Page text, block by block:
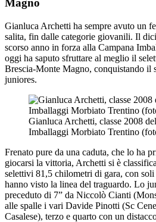
Magno
Gianluca Archetti ha sempre avuto un
salita, fin dalle categorie giovanili. Il
scorso anno in forza alla Campana
oggi ha saputo sfruttare al meglio il
Brescia-Monte Magno, conquistando il
juniores.
Gianluca Archetti, classe 2008
Imballaggi Morbiato Trentino
Frenato pure da una caduta, che lo ha
giocarsi la vittoria, Archetti si è
selettivi 81,5 chilometri di gara, con
hanno visto la linea del traguardo. Lo
preceduto di 7” da Niccolò Cianti
alle spalle i vari Davide Pinotti (Sc
Casalese), terzo e quarto con un